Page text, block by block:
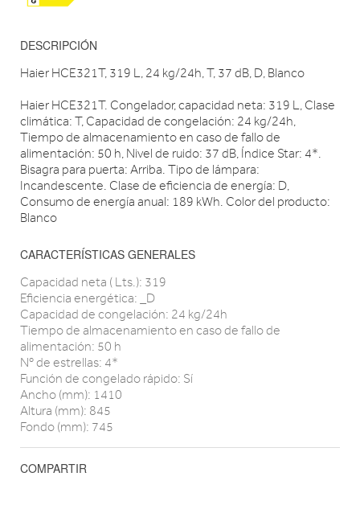
DESCRIPCIÓN
Haier HCE321T, 319 L, 24 kg/24h, T, 37 dB, D, Blanco
Haier HCE321T. Congelador, capacidad neta: 319 L, Clase
climática: T, Capacidad de congelación: 24 kg/24h,
Tiempo de almacenamiento en caso de fallo de
alimentación: 50 h, Nivel de ruido: 37 dB, Índice Star: 4*.
Bisagra para puerta: Arriba. Tipo de lámpara:
Incandescente. Clase de eficiencia de energía: D,
Consumo de energía anual: 189 kWh. Color del producto:
Blanco
CARACTERÍSTICAS GENERALES
Capacidad neta ( Lts.): 319
Eficiencia energética: _D
Capacidad de congelación: 24 kg/24h
Tiempo de almacenamiento en caso de fallo de
alimentación: 50 h
Nº de estrellas: 4*
Función de congelado rápido: Sí
Ancho (mm): 1410
Altura (mm): 845
Fondo (mm): 745
COMPARTIR